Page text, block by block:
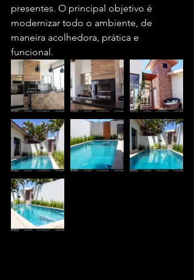
presentes. O principal objetivo é
modernizar todo o ambiente, de
maneira acolhedora, prática e
funcional.